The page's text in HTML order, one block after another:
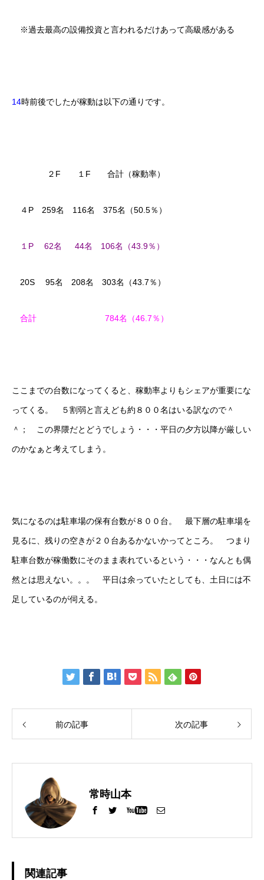
※過去最高の設備投資と言われるだけあって高級感がある
14時前後でしたが稼動は以下の通りです。
２F １F 合計（稼動率）
４P 259名 116名 375名（50.5％）
１P 62名 44名 106名（43.9％）
20S 95名 208名 303名（43.7％）
合計 784名（46.7％）
ここまでの台数になってくると、稼動率よりもシェアが重要にな
ってくる。 ５割弱と言えども約８００名はいる訳なので＾
＾； この界隈だとどうでしょう・・・平日の夕方以降が厳しい
のかなぁと考えてしまう。
気になるのは駐車場の保有台数が８００台。 最下層の駐車場を
見るに、残りの空きが２０台あるかないかってところ。 つまり
駐車台数が稼働数にそのまま表れているという・・・なんとも偶
然とは思えない。。。 平日は余っていたとしても、土日には不
足しているのが伺える。
前の記事 次の記事
常時山本
関連記事